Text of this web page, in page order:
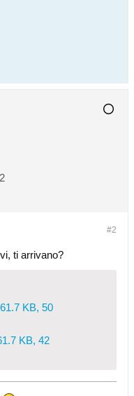
#2
ti arrivano?
KB, 50
KB, 42